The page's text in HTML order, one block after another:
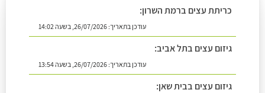
כריתת עצים ברמת השרון:
עודכן בתאריך:26/07/2026, בשעה 14:02
גיזום עצים בתל אביב:
עודכן בתאריך:26/07/2026, בשעה 13:54
גיזום עצים בבית שאן: